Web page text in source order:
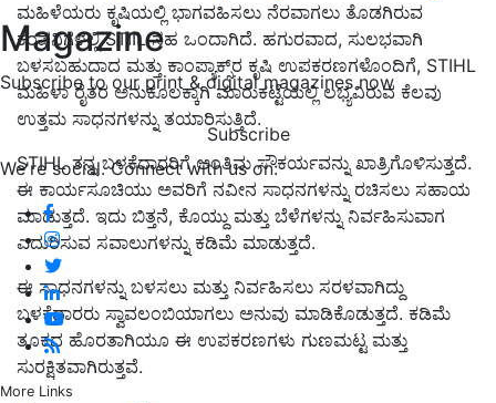
Magazine
Subscribe to our print & digital magazines now
Subscribe
We're social. Connect with us on:
More Links
ಮಹಿಳೆಯರು ಕೃಷಿಯಲ್ಲಿ ಭಾಗವಹಿಸಲು ನೆರವಾಗಲು ತೊಡಗಿರುವ
ಕಂಪನಿಗಳಲ್ಲಿ STIIL ಸಹ ಒಂದಾಗಿದೆ. ಹಗುರವಾದ, ಸುಲಭವಾಗಿ
ಬಳಸಬಹುದಾದ ಮತ್ತು ಕಾಂಪ್ಯಾಕ್ಸ್‌ರ ಕೃಷಿ ಉಪಕರಣಗಳೊಂದಿಗೆ, STIHL
ಮಹಿಳಾ ರೈತರ ಅನುಕೂಲಕ್ಕಾಗಿ ಮಾರುಕಟ್ಟೆಯಲ್ಲಿ ಲಭ್ಯವಿರುವ ಕೆಲವು
ಉತ್ತಮ ಸಾಧನಗಳನ್ನು ತಯಾರಿಸುತ್ತಿದೆ.
STIHL ತನ್ನ ಬಳಕೆದಾರರಿಗೆ ಅಂತಿಮ ಸೌಕರ್ಯವನ್ನು ಖಾತ್ರಿಗೊಳಿಸುತ್ತದೆ.
ಈ ಕಾರ್ಯಸೂಚಿಯು ಅವರಿಗೆ ನವೀನ ಸಾಧನಗಳನ್ನು ರಚಿಸಲು ಸಹಾಯ
ಮಾಡುತ್ತದೆ. ಇದು ಬಿತ್ತನೆ, ಕೊಯ್ದು ಮತ್ತು ಬೆಳೆಗಳನ್ನು ನಿರ್ವಹಿಸುವಾಗ
ಎದುರಿಸುವ ಸವಾಲುಗಳನ್ನು ಕಡಿಮೆ ಮಾಡುತ್ತದೆ.
ಈ ಸಾಧನಗಳನ್ನು ಬಳಸಲು ಮತ್ತು ನಿರ್ವಹಿಸಲು ಸರಳವಾಗಿದ್ದು
ಬಳಕೆದಾರರು ಸ್ವಾವಲಂಬಿಯಾಗಲು ಅನುವು ಮಾಡಿಕೊಡುತ್ತದೆ. ಕಡಿಮೆ
ತೂಕದ ಹೊರತಾಗಿಯೂ ಈ ಉಪಕರಣಗಳು ಗುಣಮಟ್ಟ ಮತ್ತು
ಸುರಕ್ಷಿತವಾಗಿರುತ್ತವೆ.